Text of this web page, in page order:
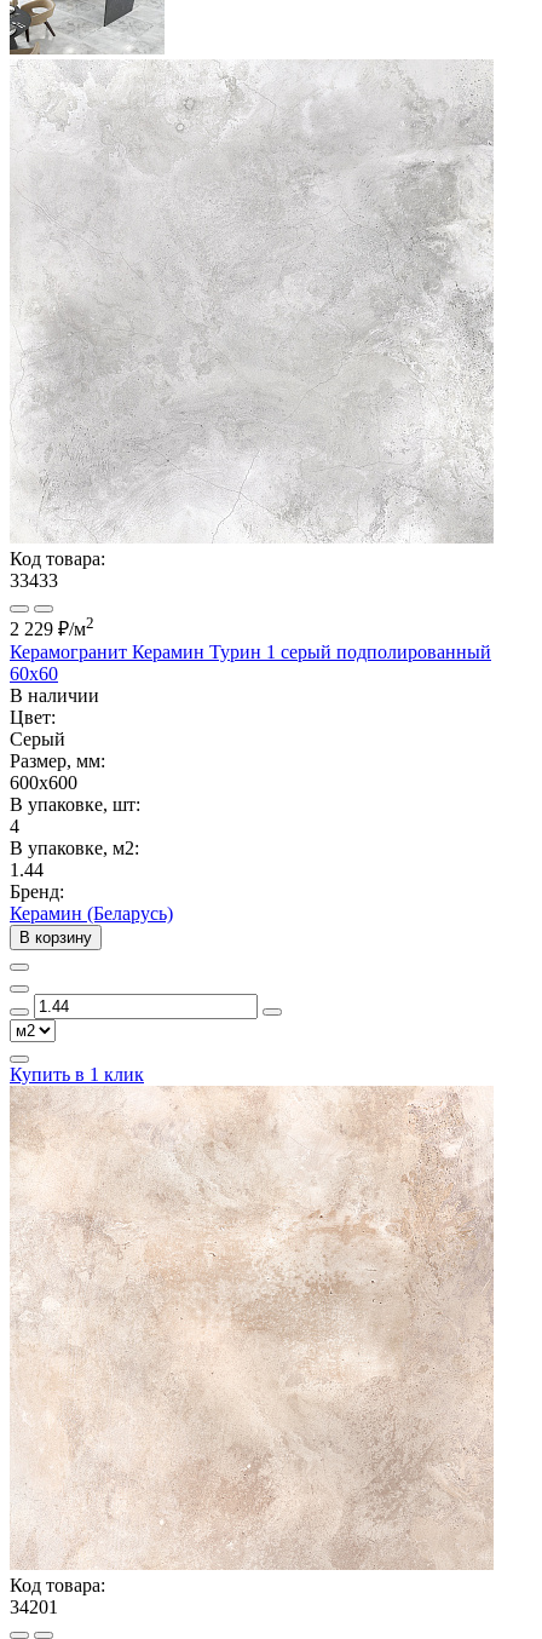
Код товара:
33433
2 229 ₽/м2
Керамогранит Керамин Турин 1 серый подполированный
60х60
В наличии
Цвет:
Серый
Размер, мм:
600x600
В упаковке, шт:
4
В упаковке, м2:
1.44
Бренд:
Керамин (Беларусь)
В корзину
Купить в 1 клик
Код товара:
34201